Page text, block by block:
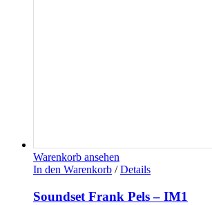
Warenkorb ansehen
In den Warenkorb / Details
Soundset Frank Pels – IM1